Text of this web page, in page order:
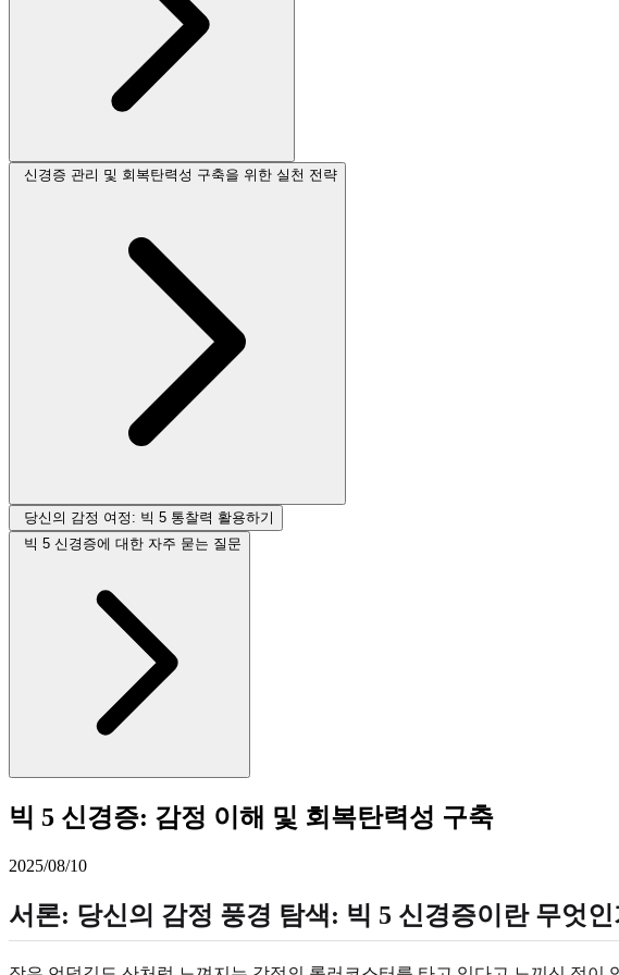
신경증 관리 및 회복탄력성 구축을 위한 실천 전략
당신의 감정 여정: 빅 5 통찰력 활용하기
빅 5 신경증에 대한 자주 묻는 질문
빅 5 신경증: 감정 이해 및 회복탄력성 구축
2025/08/10
서론: 당신의 감정 풍경 탐색: 빅 5 신경증이란 무엇인